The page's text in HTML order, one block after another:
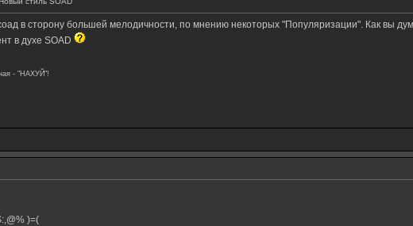
в сторону большей мелодичности, по мнению некоторых "Популяризации". Как вы
в духе SOAD
- "НАХУЙ"!
)=(